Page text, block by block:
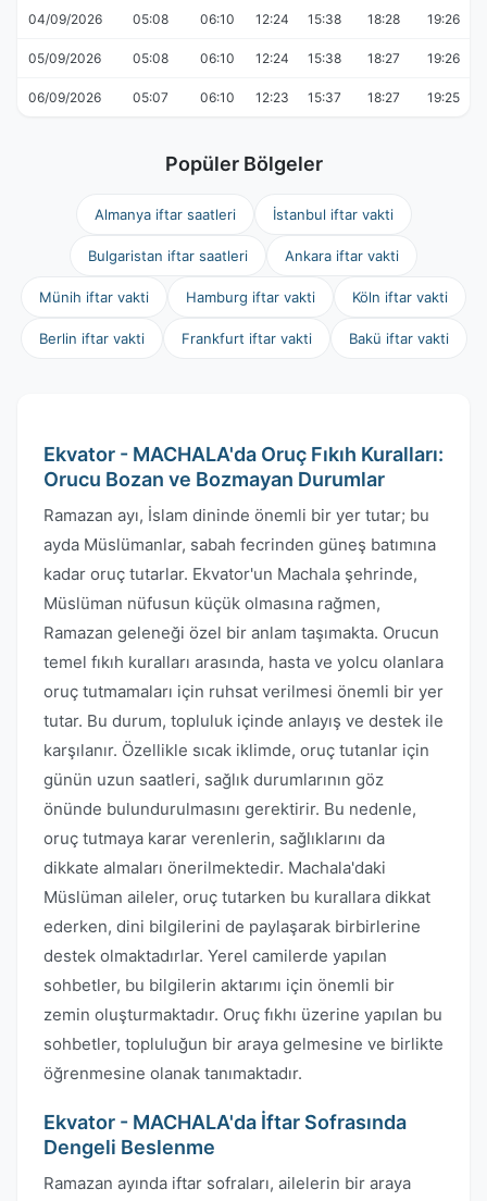
04/09/2026 05:08 06:10 12:24 15:38 18:28 19:26
05/09/2026 05:08 06:10 12:24 15:38 18:27 19:26
06/09/2026 05:07 06:10 12:23 15:37 18:27 19:25
Popüler Bölgeler
Almanya iftar saatleri İstanbul iftar vakti
Bulgaristan iftar saatleri Ankara iftar vakti
Münih iftar vakti Hamburg iftar vakti Köln iftar vakti
Berlin iftar vakti Frankfurt iftar vakti Bakü iftar vakti
Ekvator - MACHALA'da Oruç Fıkıh Kuralları:
Orucu Bozan ve Bozmayan Durumlar
Ramazan ayı, İslam dininde önemli bir yer tutar; bu
ayda Müslümanlar, sabah fecrinden güneş batımına
kadar oruç tutarlar. Ekvator'un Machala şehrinde,
Müslüman nüfusun küçük olmasına rağmen,
Ramazan geleneği özel bir anlam taşımakta. Orucun
temel fıkıh kuralları arasında, hasta ve yolcu olanlara
oruç tutmamaları için ruhsat verilmesi önemli bir yer
tutar. Bu durum, topluluk içinde anlayış ve destek ile
karşılanır. Özellikle sıcak iklimde, oruç tutanlar için
günün uzun saatleri, sağlık durumlarının göz
önünde bulundurulmasını gerektirir. Bu nedenle,
oruç tutmaya karar verenlerin, sağlıklarını da
dikkate almaları önerilmektedir. Machala'daki
Müslüman aileler, oruç tutarken bu kurallara dikkat
ederken, dini bilgilerini de paylaşarak birbirlerine
destek olmaktadırlar. Yerel camilerde yapılan
sohbetler, bu bilgilerin aktarımı için önemli bir
zemin oluşturmaktadır. Oruç fıkhı üzerine yapılan bu
sohbetler, topluluğun bir araya gelmesine ve birlikte
öğrenmesine olanak tanımaktadır.
Ekvator - MACHALA'da İftar Sofrasında
Dengeli Beslenme
Ramazan ayında iftar sofraları, ailelerin bir araya